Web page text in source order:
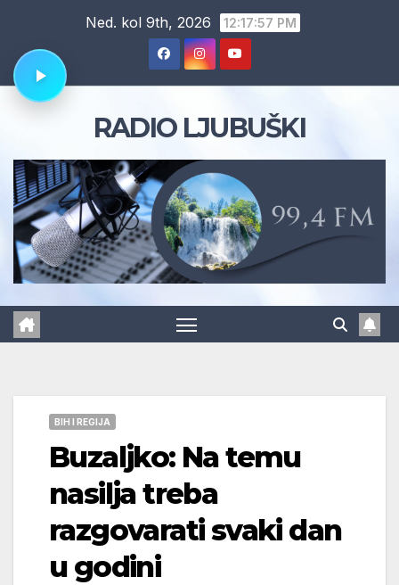
content
Ned. kol 9th, 2026 12:17:58 PM
RADIO LJUBUŠKI
BIH I REGIJA
Buzaljko: Na temu
nasilja treba
razgovarati svaki dan
u godini